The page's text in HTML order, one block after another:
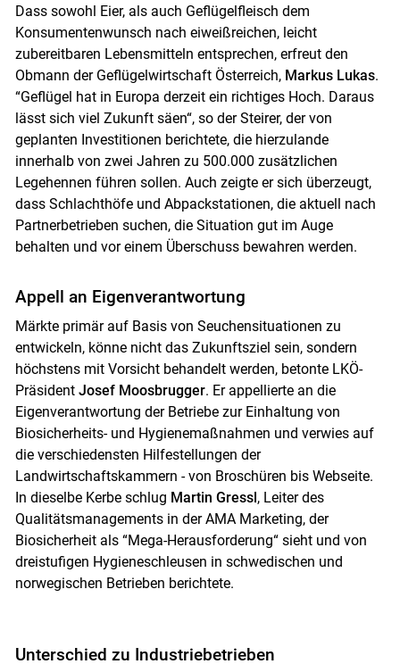
Skip to main content
Dass sowohl Eier, als auch Geflügelfleisch dem
Konsumentenwunsch nach eiweißreichen, leicht
zubereitbaren Lebensmitteln entsprechen, erfreut den
Obmann der Geflügelwirtschaft Österreich, Markus Lukas.
“Geflügel hat in Europa derzeit ein richtiges Hoch. Daraus
lässt sich viel Zukunft säen“, so der Steirer, der von
geplanten Investitionen berichtete, die hierzulande
innerhalb von zwei Jahren zu 500.000 zusätzlichen
Legehennen führen sollen. Auch zeigte er sich überzeugt,
dass Schlachthöfe und Abpackstationen, die aktuell nach
Partnerbetrieben suchen, die Situation gut im Auge
behalten und vor einem Überschuss bewahren werden.
Appell an Eigenverantwortung
Märkte primär auf Basis von Seuchensituationen zu
entwickeln, könne nicht das Zukunftsziel sein, sondern
höchstens mit Vorsicht behandelt werden, betonte LKÖ-
Präsident Josef Moosbrugger. Er appellierte an die
Eigenverantwortung der Betriebe zur Einhaltung von
Biosicherheits- und Hygienemaßnahmen und verwies auf
die verschiedensten Hilfestellungen der
Landwirtschaftskammern - von Broschüren bis Webseite.
In dieselbe Kerbe schlug Martin Gressl, Leiter des
Qualitätsmanagements in der AMA Marketing, der
Biosicherheit als “Mega-Herausforderung“ sieht und von
dreistufigen Hygieneschleusen in schwedischen und
norwegischen Betrieben berichtete.
Unterschied zu Industriebetrieben